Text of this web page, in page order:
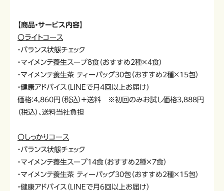
【商品・サービス内容】
〇ライトコース
・バランス状態チェック
・マイメンテ養生スープ8食（おすすめ2種×4食）
・マイメンテ養生茶 ティーバッグ30包（おすすめ2種×15包）
・健康アドバイス（LINEで月4回以上お届け）
価格：4,860円（税込）＋送料 ※初回のみお試し価格3,888円
（税込）、送料当社負担
〇しっかりコース
・バランス状態チェック
・マイメンテ養生スープ14食（おすすめ2種×7食）
・マイメンテ養生茶 ティーバッグ30包（おすすめ2種×15包）
・健康アドバイス（LINEで月6回以上お届け）